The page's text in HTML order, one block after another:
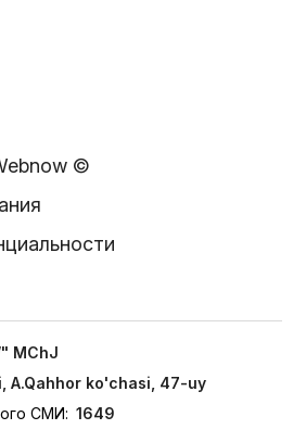
©
MChJ
A.Qahhor ko'chasi, 47-uy
СМИ: 1649